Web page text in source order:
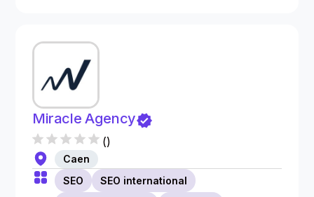
Miracle Agency
()
Caen
SEO
SEO international